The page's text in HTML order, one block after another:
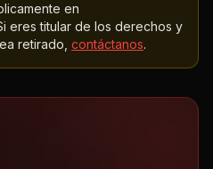
en
eres titular de los derechos y
retirado, contáctanos.